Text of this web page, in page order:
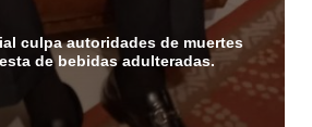
culpa autoridades de muertes
de bebidas adulteradas.